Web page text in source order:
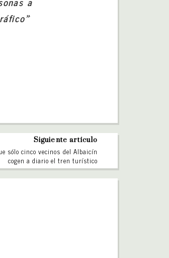
Siguiente artículo
sólo cinco vecinos del Albaicín
cogen a diario el tren turístico